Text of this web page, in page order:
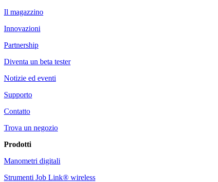
Il magazzino
Innovazioni
Partnership
Diventa un beta tester
Notizie ed eventi
Supporto
Contatto
Trova un negozio
Prodotti
Manometri digitali
Strumenti Job Link® wireless